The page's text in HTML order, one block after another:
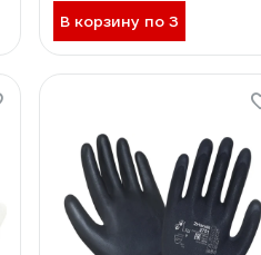
В корзину по 3